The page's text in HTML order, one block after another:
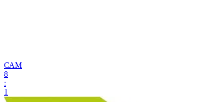
САМ
8
:
1